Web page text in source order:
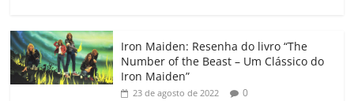
c
e
b
itt
er s
A
e
dI
gl
e
y
Li
p
Iron Maiden: Resenha do livro “The
Number of the Beast – Um Clássico do
Iron Maiden”
23 de agosto de 2022 0